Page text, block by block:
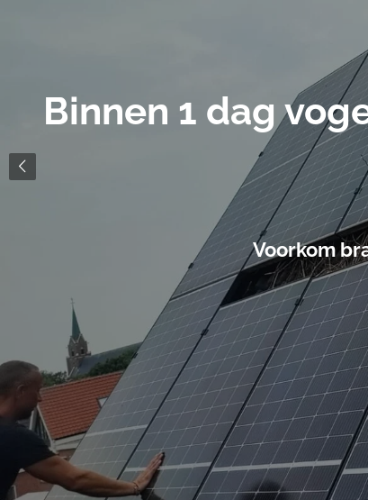
Binnen 1 dag
Voorkom